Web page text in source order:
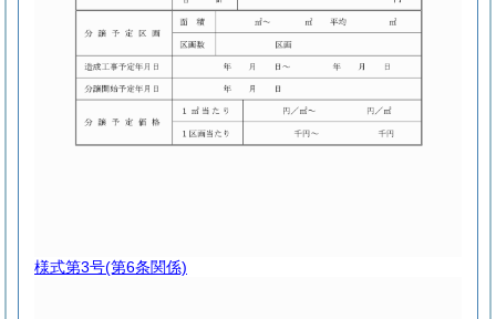
様式第3号(第6条関係)